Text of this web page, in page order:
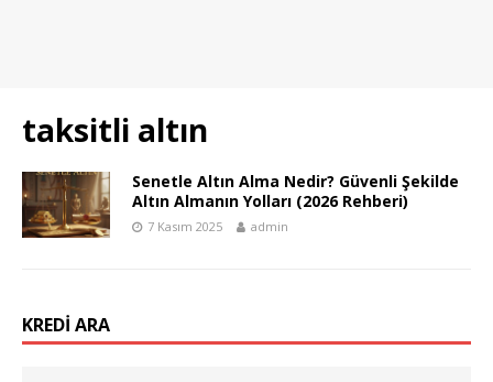
taksitli altın
Senetle Altın Alma Nedir? Güvenli Şekilde
Altın Almanın Yolları (2026 Rehberi)
7 Kasım 2025 admin
KREDI ARA